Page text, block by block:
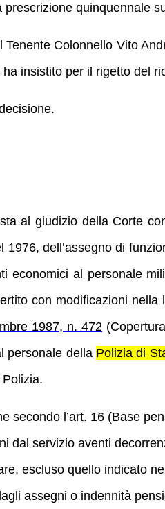
quinquennale
Tenente Colonnello Vito
insistito per il rigetto del
al giudizio della Corte
1976, dell’assegno di
economici al personale
con modificazioni
1987, n. 472
personale della Polizia di
secondo l’art. 16 (Base
dal servizio aventi
escluso quello indicato
assegni o indennità